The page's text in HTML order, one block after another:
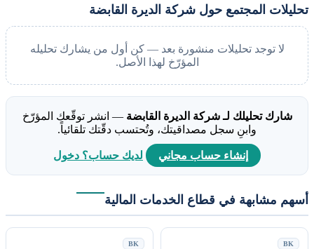
تحليلات المجتمع حول شركة الديرة القابضة
لا توجد تحليلات منشورة بعد — كن أول من يشارك تحليله
المؤرّخ لهذا الأصل.
شارك تحليلك لـ شركة الديرة القابضة — انشر توقّعك المؤرّخ
وابنِ سجل مصداقيتك، وتُحتسب دقّتك تلقائياً.
إنشاء حساب مجاني لديك حساب؟ دخول
أسهم مشابهة في قطاع الخدمات المالية
BK
BK